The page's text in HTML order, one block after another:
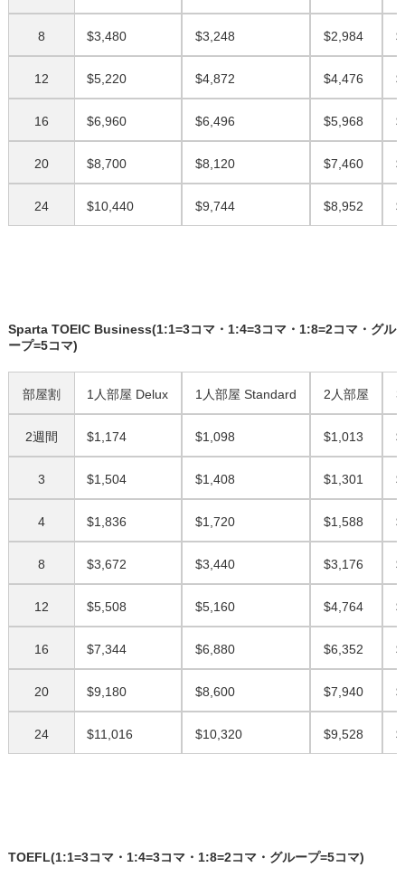
8
12
16
20
24
$3,480
$5,220
$6,960
$8,700
$10,440
$3,248
$4,872
$6,496
$8,120
$9,744
$2,984
$4,476
$5,968
$7,460
$8,952
Sparta TOEIC Business(1:1=3コマ・1:4=3コマ・1:8=2コマ・グル
ープ=5コマ)
部屋割
2週間
3
4
8
12
16
20
24
1人部屋 Delux
$1,174
$1,504
$1,836
$3,672
$5,508
$7,344
$9,180
$11,016
1人部屋 Standard
$1,098
$1,408
$1,720
$3,440
$5,160
$6,880
$8,600
$10,320
2人部屋
$1,013
$1,301
$1,588
$3,176
$4,764
$6,352
$7,940
$9,528
TOEFL(1:1=3コマ・1:4=3コマ・1:8=2コマ・グループ=5コマ)